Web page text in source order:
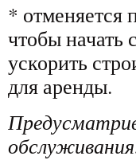
* отменяется
чтобы начать
ускорить
для аренды.